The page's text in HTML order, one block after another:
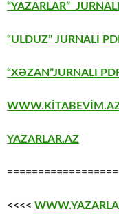
“YAZARLAR”
“ULDUZ” JURNALI
“XƏZAN”JURNALI
YAZARLAR.AZ
<<<<